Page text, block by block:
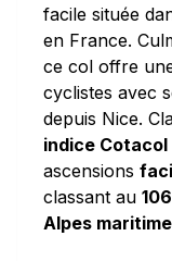
facile située
en France.
ce col offre
cyclistes avec
depuis Nice.
indice Cotacol
ascensions
classant au
Alpes